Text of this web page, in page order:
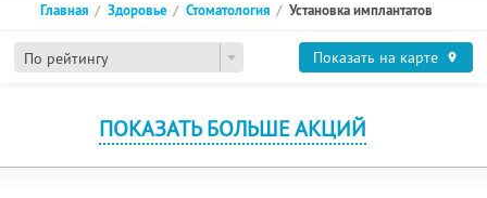
По рейтингу
Главная Здоровье Стоматология Установка имплантатов
Показать на карте
ПОКАЗАТЬ БОЛЬШЕ АКЦИЙ